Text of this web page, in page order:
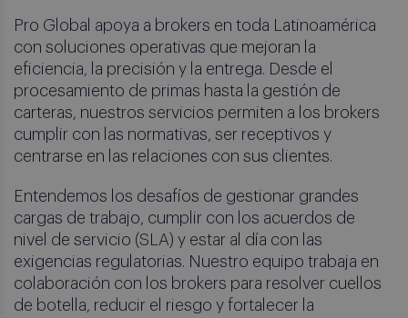
Pro Global apoya a brokers en toda Latinoamérica
con soluciones operativas que mejoran la
eficiencia, la precisión y la entrega. Desde el
procesamiento de primas hasta la gestión de
carteras, nuestros servicios permiten a los brokers
cumplir con las normativas, ser receptivos y
centrarse en las relaciones con sus clientes.
Entendemos los desafíos de gestionar grandes
cargas de trabajo, cumplir con los acuerdos de
nivel de servicio (SLA) y estar al día con las
exigencias regulatorias. Nuestro equipo trabaja en
colaboración con los brokers para resolver cuellos
de botella, reducir el riesgo y fortalecer la